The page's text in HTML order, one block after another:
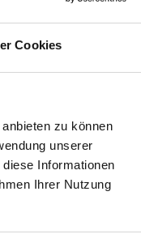
Cookies
zu können
unserer
Informationen
Ihrer Nutzung